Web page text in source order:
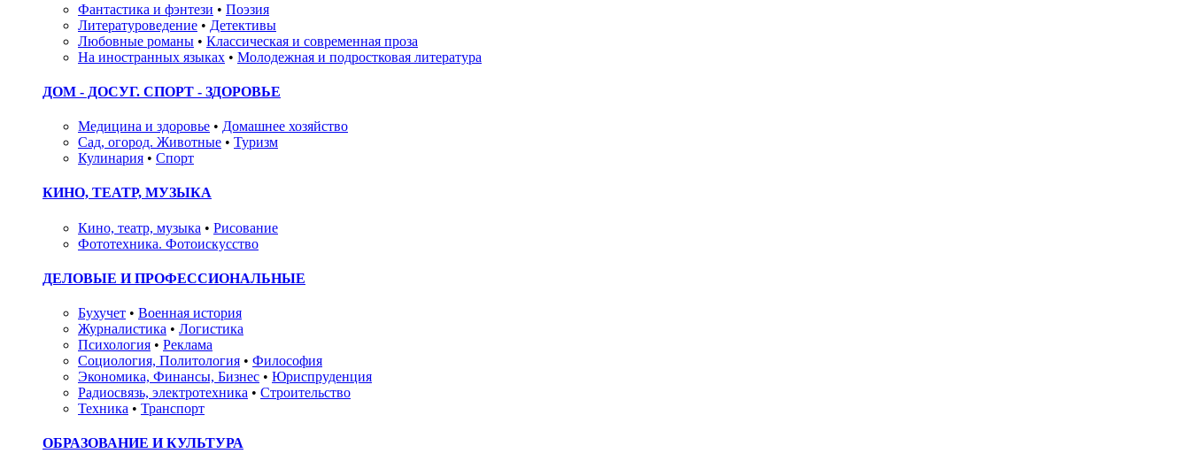
Фантастика и фэнтези • Поэзия
Литературоведение • Детективы
Любовные романы • Классическая и современная проза
На иностранных языках • Молодежная и подростковая литература
ДОМ - ДОСУГ. СПОРТ - ЗДОРОВЬЕ
Медицина и здоровье • Домашнее хозяйство
Сад, огород. Животные • Туризм
Кулинария • Спорт
КИНО, ТЕАТР, МУЗЫКА
Кино, театр, музыка • Рисование
Фототехника. Фотоискусство
ДЕЛОВЫЕ И ПРОФЕССИОНАЛЬНЫЕ
Бухучет • Военная история
Журналистика • Логистика
Психология • Реклама
Социология, Политология • Философия
Экономика, Финансы, Бизнес • Юриспруденция
Радиосвязь, электротехника • Строительство
Техника • Транспорт
ОБРАЗОВАНИЕ И КУЛЬТУРА